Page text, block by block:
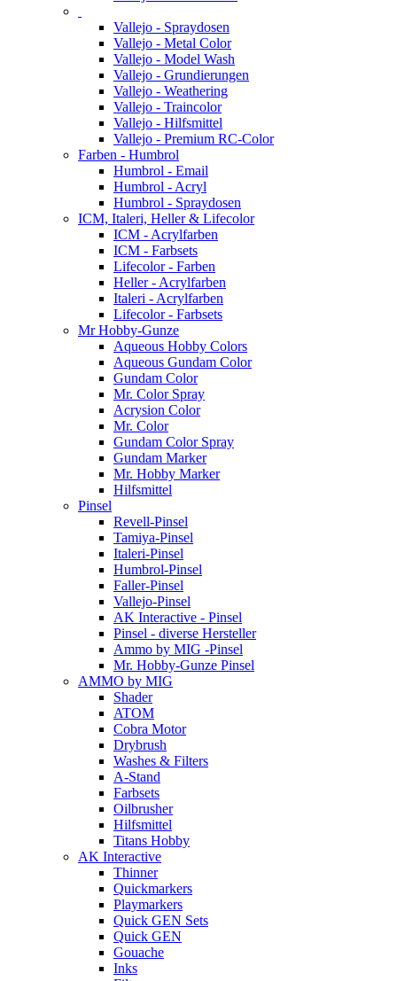
Vallejo - Spraydosen
Vallejo - Metal Color
Vallejo - Model Wash
Vallejo - Grundierungen
Vallejo - Weathering
Vallejo - Traincolor
Vallejo - Hilfsmittel
Vallejo - Premium RC-Color
Farben - Humbrol
Humbrol - Email
Humbrol - Acryl
Humbrol - Spraydosen
ICM, Italeri, Heller & Lifecolor
ICM - Acrylfarben
ICM - Farbsets
Lifecolor - Farben
Heller - Acrylfarben
Italeri - Acrylfarben
Lifecolor - Farbsets
Mr Hobby-Gunze
Aqueous Hobby Colors
Aqueous Gundam Color
Gundam Color
Mr. Color Spray
Acrysion Color
Mr. Color
Gundam Color Spray
Gundam Marker
Mr. Hobby Marker
Hilfsmittel
Pinsel
Revell-Pinsel
Tamiya-Pinsel
Italeri-Pinsel
Humbrol-Pinsel
Faller-Pinsel
Vallejo-Pinsel
AK Interactive - Pinsel
Pinsel - diverse Hersteller
Ammo by MIG -Pinsel
Mr. Hobby-Gunze Pinsel
AMMO by MIG
Shader
ATOM
Cobra Motor
Drybrush
Washes & Filters
A-Stand
Farbsets
Oilbrusher
Hilfsmittel
Titans Hobby
AK Interactive
Thinner
Quickmarkers
Playmarkers
Quick GEN Sets
Quick GEN
Gouache
Inks